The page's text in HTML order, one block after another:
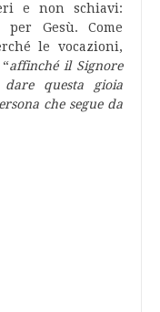
e non schiavi:
Gesù. Come
le vocazioni,
affinché il Signore
questa gioia
che segue da